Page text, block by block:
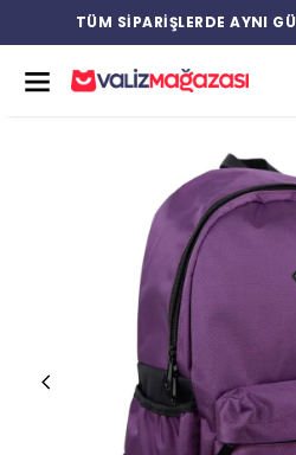
TÜM SİPARİŞLERDE AYNI